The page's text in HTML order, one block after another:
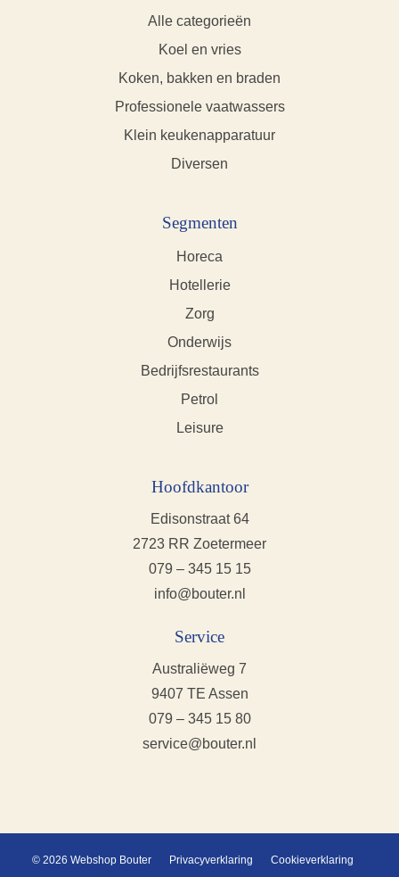
Alle categorieën
Koel en vries
Koken, bakken en braden
Professionele vaatwassers
Klein keukenapparatuur
Diversen
Segmenten
Horeca
Hotellerie
Zorg
Onderwijs
Bedrijfsrestaurants
Petrol
Leisure
Hoofdkantoor
Edisonstraat 64
2723 RR Zoetermeer
079 – 345 15 15
info@bouter.nl
Service
Australiëweg 7
9407 TE Assen
079 – 345 15 80
service@bouter.nl
© 2026 Webshop Bouter Privacyverklaring
Cookieverklaring